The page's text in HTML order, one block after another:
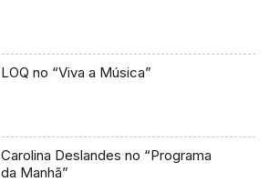
LOQ no “Viva a Música”
Carolina Deslandes no “Programa
da Manhã”